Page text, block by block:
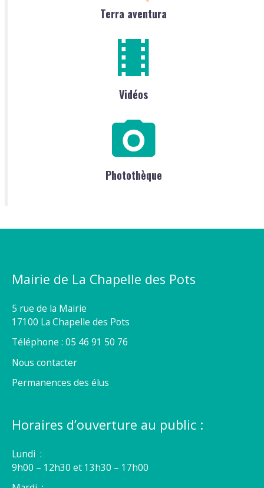
Terra aventura
Vidéos
Photothèque
Mairie de La Chapelle des Pots
5 rue de la Mairie
17100 La Chapelle des Pots
Téléphone : 05 46 91 50 76
Nous contacter
Permanences des élus
Horaires d’ouverture au public :
Lundi :
9h00 – 12h30 et 13h30 – 17h00